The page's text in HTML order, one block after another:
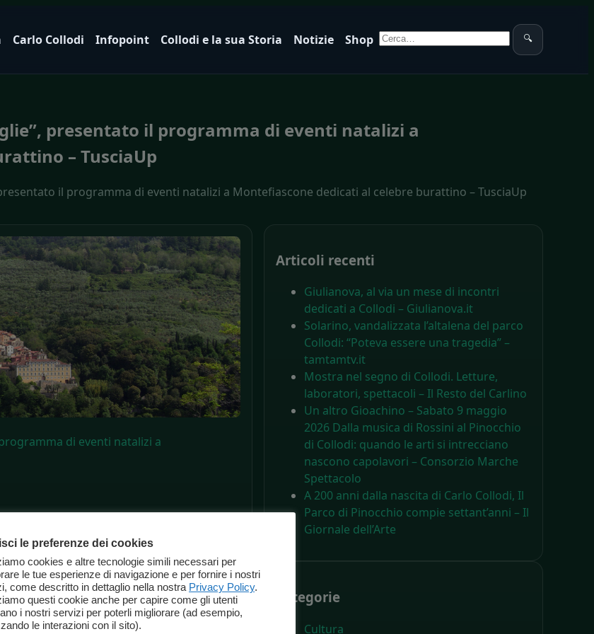
Carlo Collodi Infopoint Collodi e la sua Storia Notizie Shop Cerca: 🔍
presentato il programma di eventi natalizi a
– TusciaUp
il programma di eventi natalizi a Montefiascone dedicati al celebre burattino – TusciaUp
di eventi natalizi a
Articoli recenti
Giulianova, al via un mese di incontri
dedicati a Collodi – Giulianova.it
Solarino, vandalizzata l’altalena del parco
Collodi: “Poteva essere una tragedia” –
tamtamtv.it
Mostra nel segno di Collodi. Letture,
laboratori, spettacoli – Il Resto del Carlino
Un altro Gioachino – Sabato 9 maggio
2026 Dalla musica di Rossini al Pinocchio
di Collodi: quando le arti si intrecciano
nascono capolavori – Consorzio Marche
Spettacolo
A 200 anni dalla nascita di Carlo Collodi, Il
Parco di Pinocchio compie settant’anni – Il
Giornale dell’Arte
Categorie
Cultura
le preferenze dei cookies
cookies e altre tecnologie simili necessari per
le tue esperienze di navigazione e per fornire i nostri
come descritto in dettaglio nella nostra Privacy Policy.
questi cookie anche per capire come gli utenti
i nostri servizi per poterli migliorare (ad esempio,
le interazioni con il sito).